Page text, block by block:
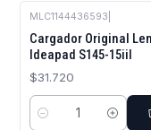
MLC1144436593
Cargador Original
Ideapad S145-15iil
$31.720
Cantidad